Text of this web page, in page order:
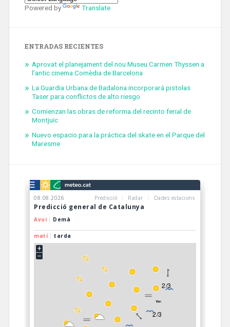
Powered by Translate
ENTRADAS RECIENTES
Aprovat el planejament del nou Museu Carmen Thyssen a
l’antic cinema Comèdia de Barcelona
La Guardia Urbana de Badalona incorporará pistolas
Taser para conflictos de alto riesgo
Comienzan las obras de reforma del recinto ferial de
Montjuïc
Nuevo espacio para la práctica del skate en el Parque del
Maresme